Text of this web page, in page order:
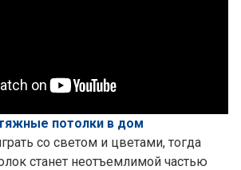
потолки в дом
со светом и цветами, тогда
станет неотъемлимой частью